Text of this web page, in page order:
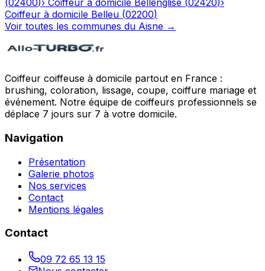
(02400)› Coiffeur à domicile Bellenglise (02420)›
Coiffeur à domicile Belleu (02200)
Voir toutes les communes du Aisne →
Coiffeur coiffeuse à domicile partout en France :
brushing, coloration, lissage, coupe, coiffure mariage et
événement. Notre équipe de coiffeurs professionnels se
déplace 7 jours sur 7 à votre domicile.
Navigation
Présentation
Galerie photos
Nos services
Contact
Mentions légales
Contact
09 72 65 13 15